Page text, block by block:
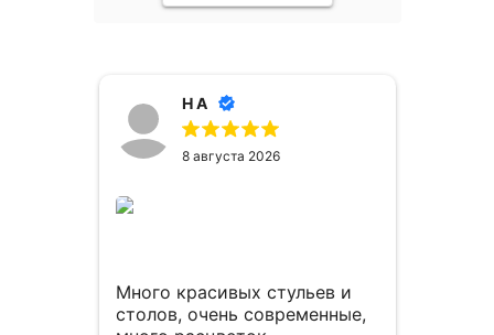
Н А
8 августа 2026
Много красивых стульев и
столов, очень современные,